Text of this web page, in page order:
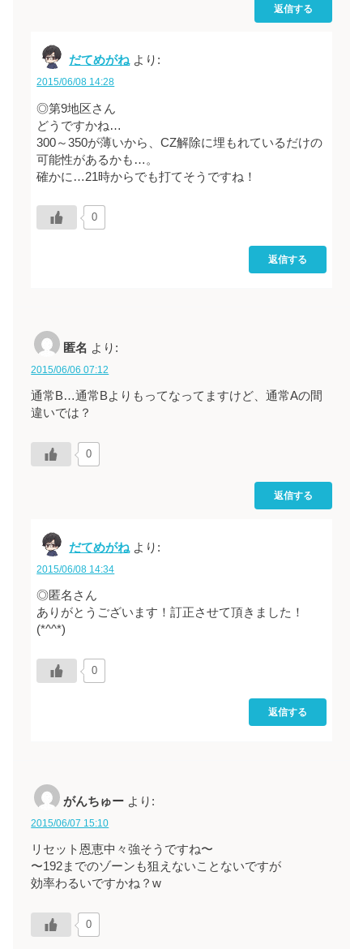
返信する
だてめがね より:
2015/06/08 14:28
◎第9地区さん
どうですかね…
300～350が薄いから、CZ解除に埋もれているだけの
可能性があるかも…。
確かに…21時からでも打てそうですね！
0
返信する
匿名 より:
2015/06/06 07:12
通常B…通常Bよりもってなってますけど、通常Aの間
違いでは？
0
返信する
だてめがね より:
2015/06/08 14:34
◎匿名さん
ありがとうございます！訂正させて頂きました！
(*^^*)
0
返信する
がんちゅー より:
2015/06/07 15:10
リセット恩恵中々強そうですね〜
〜192までのゾーンも狙えないことないですが
効率わるいですかね？w
0